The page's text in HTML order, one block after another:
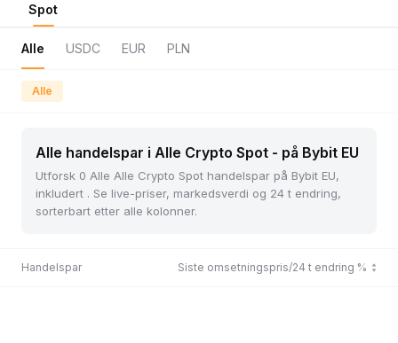
Spot
Alle USDC EUR PLN
Alle
Alle handelspar i Alle Crypto Spot - på Bybit EU
Utforsk 0 Alle Alle Crypto Spot handelspar på Bybit EU,
inkludert . Se live-priser, markedsverdi og 24 t endring,
sorterbart etter alle kolonner.
Handelspar Siste omsetningspris/24 t endring %